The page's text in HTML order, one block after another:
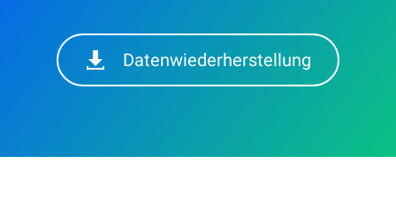
Datenwiederherstellung